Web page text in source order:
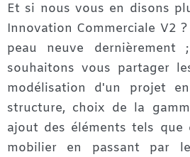
Et si nous vous en disons
Innovation Commerciale V2
peau neuve dernièrement
souhaitons vous partager
modélisation d'un projet
structure, choix de la
ajout des éléments tels que
mobilier en passant par